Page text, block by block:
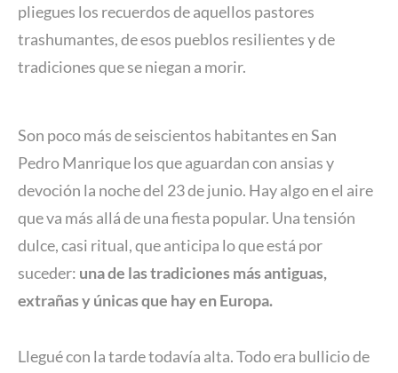
pliegues los recuerdos de aquellos pastores
trashumantes, de esos pueblos resilientes y de
tradiciones que se niegan a morir.
Son poco más de seiscientos habitantes en San
Pedro Manrique los que aguardan con ansias y
devoción la noche del 23 de junio. Hay algo en el aire
que va más allá de una fiesta popular. Una tensión
dulce, casi ritual, que anticipa lo que está por
suceder: una de las tradiciones más antiguas,
extrañas y únicas que hay en Europa.
Llegué con la tarde todavía alta. Todo era bullicio de